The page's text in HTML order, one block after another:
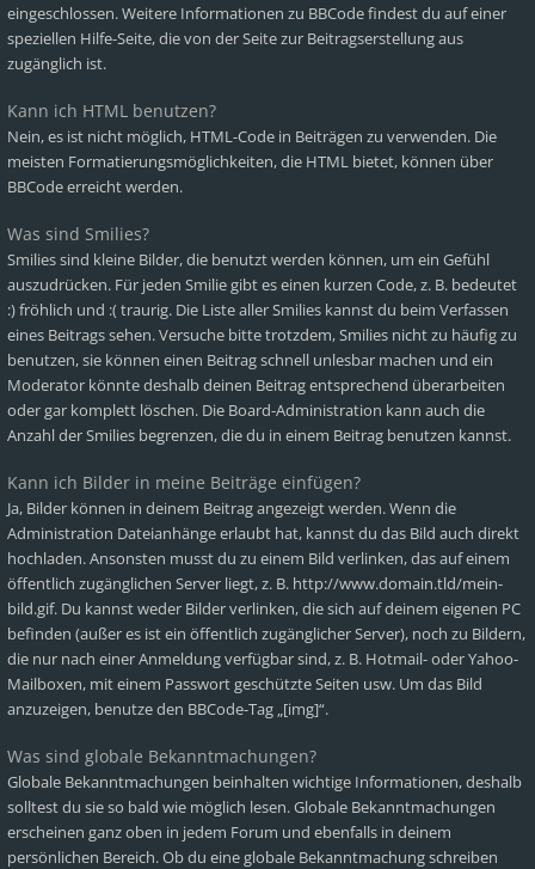
eingeschlossen. Weitere Informationen zu BBCode findest du auf einer
speziellen Hilfe-Seite, die von der Seite zur Beitragserstellung aus
zugänglich ist.
Kann ich HTML benutzen?
Nein, es ist nicht möglich, HTML-Code in Beiträgen zu verwenden. Die
meisten Formatierungsmöglichkeiten, die HTML bietet, können über
BBCode erreicht werden.
Was sind Smilies?
Smilies sind kleine Bilder, die benutzt werden können, um ein Gefühl
auszudrücken. Für jeden Smilie gibt es einen kurzen Code, z. B. bedeutet
:) fröhlich und :( traurig. Die Liste aller Smilies kannst du beim Verfassen
eines Beitrags sehen. Versuche bitte trotzdem, Smilies nicht zu häufig zu
benutzen, sie können einen Beitrag schnell unlesbar machen und ein
Moderator könnte deshalb deinen Beitrag entsprechend überarbeiten
oder gar komplett löschen. Die Board-Administration kann auch die
Anzahl der Smilies begrenzen, die du in einem Beitrag benutzen kannst.
Kann ich Bilder in meine Beiträge einfügen?
Ja, Bilder können in deinem Beitrag angezeigt werden. Wenn die
Administration Dateianhänge erlaubt hat, kannst du das Bild auch direkt
hochladen. Ansonsten musst du zu einem Bild verlinken, das auf einem
öffentlich zugänglichen Server liegt, z. B. http://www.domain.tld/mein-
bild.gif. Du kannst weder Bilder verlinken, die sich auf deinem eigenen PC
befinden (außer es ist ein öffentlich zugänglicher Server), noch zu Bildern,
die nur nach einer Anmeldung verfügbar sind, z. B. Hotmail- oder Yahoo-
Mailboxen, mit einem Passwort geschützte Seiten usw. Um das Bild
anzuzeigen, benutze den BBCode-Tag „[img]“.
Was sind globale Bekanntmachungen?
Globale Bekanntmachungen beinhalten wichtige Informationen, deshalb
solltest du sie so bald wie möglich lesen. Globale Bekanntmachungen
erscheinen ganz oben in jedem Forum und ebenfalls in deinem
persönlichen Bereich. Ob du eine globale Bekanntmachung schreiben